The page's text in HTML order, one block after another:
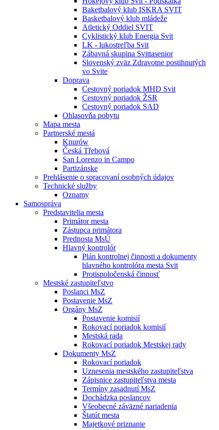
Baketbalový klub ISKRA SVIT
Basketbalový klub mládeže
Atletický Oddiel SVIT
Cyklistický klub Energia Svit
LK - lukostreľba Svit
Zábavná skupina Svittasenior
Slovenský zväz Zdravotne postihnutých
vo Svite
Doprava
Cestovný poriadok MHD Svit
Cestovný poriadok ŽSR
Cestovný poriadok SAD
Ohlasovňa pobytu
Mapa mesta
Partnerské mestá
Knurów
Česká Třebová
San Lorenzo in Campo
Partizánske
Prehlásenie o spracovaní osobných údajov
Technické služby
Oznamy
Samospráva
Predstavitelia mesta
Primátor mesta
Zástupca primátora
Prednosta MsÚ
Hlavný kontrolór
Plán kontrolnej činnosti a dokumenty
hlavného kontrolóra mesta Svit
Protispoločenská činnosť
Mestské zastupiteľstvo
Poslanci MsZ
Postavenie MsZ
Orgány MsZ
Postavenie komisií
Rokovací poriadok komisií
Mestská rada
Rokovací poriadok Mestskej rady
Dokumenty MsZ
Rokovací poriadok
Uznesenia mestského zastupiteľstva
Zápisnice zastupiteľstva mesta
Termíny zasadnutí MsZ
Dochádzka poslancov
Všeobecné záväzné nariadenia
Štatút mesta
Majetkové priznanie